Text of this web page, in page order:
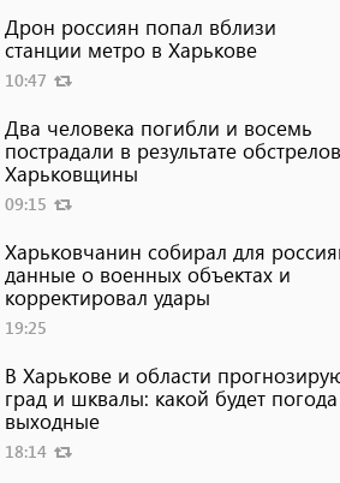
Дрон россиян попал вблизи
станции метро в Харькове
10:47
Два человека погибли и восемь
пострадали в результате обстрелов
Харьковщины
09:15
Харьковчанин собирал для
данные о военных объектах и ​​
корректировал удары
19:25
В Харькове и области
град и шквалы: какой будет
выходные
18:14